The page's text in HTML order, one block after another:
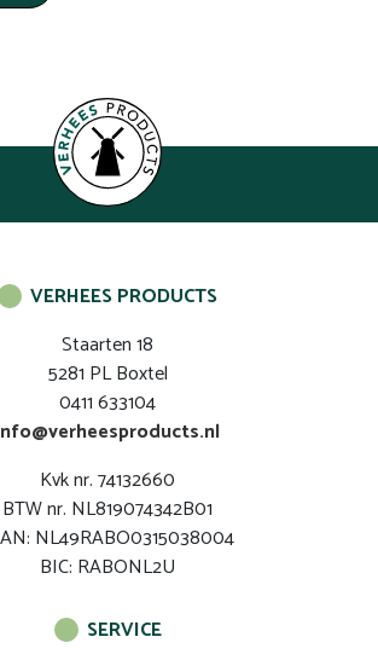
VERHEES PRODUCTS
Staarten 18
5281 PL Boxtel
0411 633104
Kvk nr. 74132660
BTW nr. NL819074342B01
NL49RABO0315038004
BIC: RABONL2U
SERVICE